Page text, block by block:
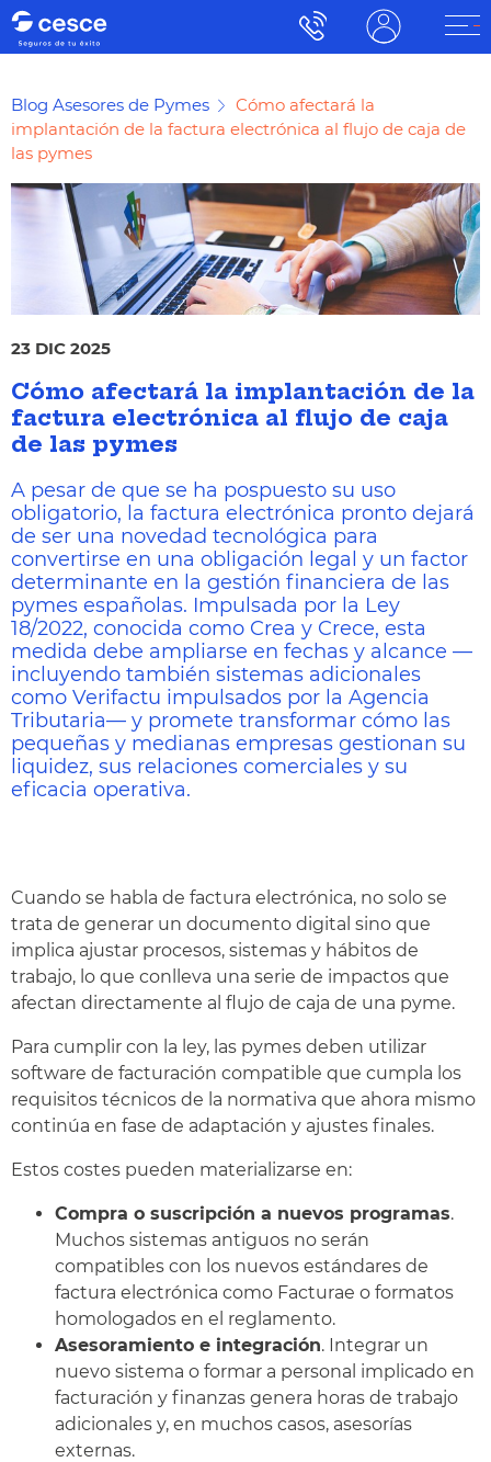
Blog Asesores de Pymes
Cómo afectará la
implantación de la factura electrónica al flujo de caja de
las pymes
23 DIC 2025
Cómo afectará la implantación de la
factura electrónica al flujo de caja
de las pymes
A pesar de que se ha pospuesto su uso
obligatorio, la factura electrónica pronto dejará
de ser una novedad tecnológica para
convertirse en una obligación legal y un factor
determinante en la gestión financiera de las
pymes españolas. Impulsada por la Ley
18/2022, conocida como Crea y Crece, esta
medida debe ampliarse en fechas y alcance —
incluyendo también sistemas adicionales
como Verifactu impulsados por la Agencia
Tributaria— y promete transformar cómo las
pequeñas y medianas empresas gestionan su
liquidez, sus relaciones comerciales y su
eficacia operativa.
Cuando se habla de factura electrónica, no solo se
trata de generar un documento digital sino que
implica ajustar procesos, sistemas y hábitos de
trabajo, lo que conlleva una serie de impactos que
afectan directamente al flujo de caja de una pyme.
Para cumplir con la ley, las pymes deben utilizar
software de facturación compatible que cumpla los
requisitos técnicos de la normativa que ahora mismo
continúa en fase de adaptación y ajustes finales.
Estos costes pueden materializarse en:
Compra o suscripción a nuevos programas.
Muchos sistemas antiguos no serán
compatibles con los nuevos estándares de
factura electrónica como Facturae o formatos
homologados en el reglamento.
Asesoramiento e integración. Integrar un
nuevo sistema o formar a personal implicado en
facturación y finanzas genera horas de trabajo
adicionales y, en muchos casos, asesorías
externas.